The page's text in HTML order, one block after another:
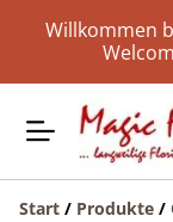
Willkommen
Start / Produkte /